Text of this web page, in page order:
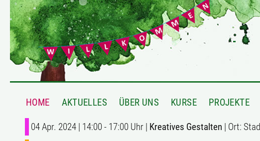
HOME AKTUELLES ÜBER UNS KURSE PROJEKTE
04 Apr. 2024 | 14:00 - 17:00 Uhr | Kreatives Gestalten | Ort: